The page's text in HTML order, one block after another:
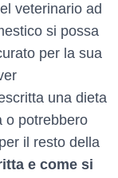
veterinario ad
si possa
per la sua
una dieta
o potrebbero
il resto della
e come si